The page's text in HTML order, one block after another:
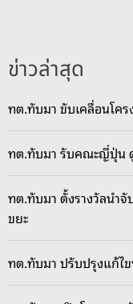
ข่าวล่าสุด
ทต.ทับมา ขับเคลื่อนโคร
ทต.ทับมา รับคณะญี่ปุ่น
ทต.ทับมา ตั้งรางวัลนำ
ขยะ
ทต.ทับมา ปรับปรุงแก้ไ